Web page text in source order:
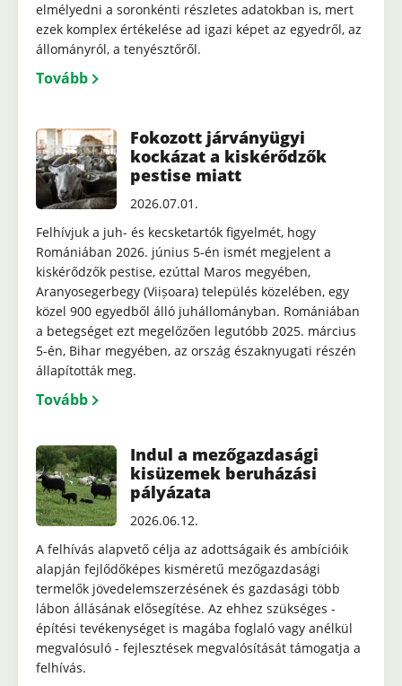
elmélyedni a soronkénti részletes adatokban is, mert
ezek komplex értékelése ad igazi képet az egyedről, az
állományról, a tenyésztőről.
Tovább
Fokozott járványügyi
kockázat a kiskérődzők
pestise miatt
2026.07.01.
Felhívjuk a juh- és kecsketartók figyelmét, hogy
Romániában 2026. június 5-én ismét megjelent a
kiskérődzők pestise, ezúttal Maros megyében,
Aranyosegerbegy (Viișoara) település közelében, egy
közel 900 egyedből álló juhállományban. Romániában
a betegséget ezt megelőzően legutóbb 2025. március
5-én, Bihar megyében, az ország északnyugati részén
állapították meg.
Tovább
Indul a mezőgazdasági
kisüzemek beruházási
pályázata
2026.06.12.
A felhívás alapvető célja az adottságaik és ambícióik
alapján fejlődőképes kisméretű mezőgazdasági
termelők jövedelemszerzésének és gazdasági több
lábon állásának elősegítése. Az ehhez szükséges -
építési tevékenységet is magába foglaló vagy anélkül
megvalósuló - fejlesztések megvalósítását támogatja a
felhívás.